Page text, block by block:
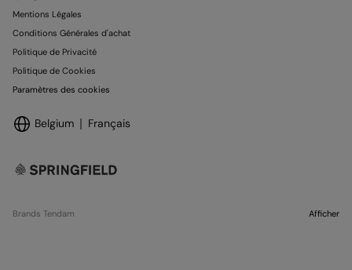
Mentions Légales
Conditions Générales d'achat
Politique de Privacité
Politique de Cookies
Paramètres des cookies
Belgium Français
Brands Tendam Afficher